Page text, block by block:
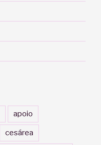
apoio
cesárea